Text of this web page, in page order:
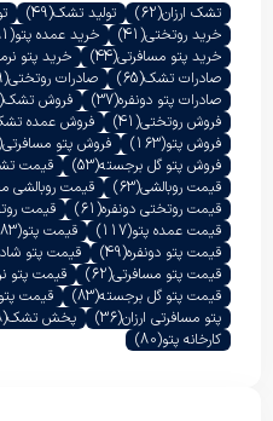
تشک ارزان(62) تولید تشک(49)
خرید روتختی(41) خرید عمده پتو(81)
خرید پتو مسافرتی(44) خرید پتو
صادرات تشک(65) صادرات روتختی(39)
صادرات پتو دونفره(37) فروش تشک(55)
فروش روتختی(41) فروش عمده
فروش پتو(163) فروش پتو مسافرتی
فروش پتو گل برجسته(53) قیمت
قیمت روبالشی(63) قیمت روبالشی
قیمت روتختی دونفره(61) قیمت
قیمت عمده پتو(117) قیمت پتو(283)
قیمت پتو دونفره(49) قیمت پتو
قیمت پتو مسافرتی(62) قیمت پتو
قیمت پتو گل برجسته(83) قیمت
پتو مسافرتی ارزان(36) پخش تشک(38)
کارخانه پتو(80)